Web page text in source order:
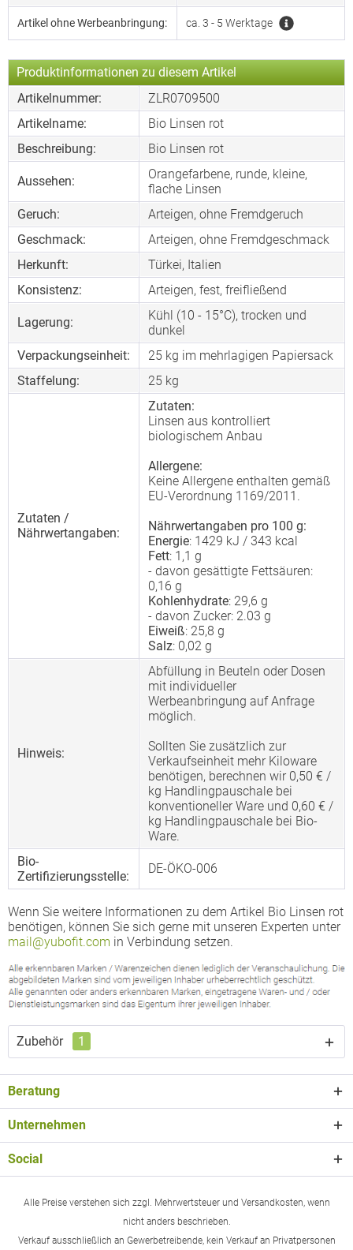
Artikel ohne Werbeanbringung: ca. 3 - 5 Werktage
Produktinformationen zu diesem Artikel
Artikelnummer:
ZLR0709500
Artikelname:
Bio Linsen rot
Beschreibung:
Bio Linsen rot
Aussehen:
Orangefarbene, runde, kleine,
flache Linsen
Geruch:
Arteigen, ohne Fremdgeruch
Geschmack:
Arteigen, ohne Fremdgeschmack
Herkunft:
Türkei, Italien
Konsistenz:
Arteigen, fest, freifließend
Lagerung:
Kühl (10 - 15°C), trocken und
dunkel
Verpackungseinheit:
25 kg im mehrlagigen Papiersack
Staffelung:
25 kg
Zutaten /
Nährwertangaben:
Zutaten:
Linsen aus kontrolliert
biologischem Anbau
Allergene:
Keine Allergene enthalten gemäß
EU-Verordnung 1169/2011.
Nährwertangaben pro 100 g:
Energie: 1429 kJ / 343 kcal
Fett: 1,1 g
- davon gesättigte Fettsäuren:
0,16 g
Kohlenhydrate: 29,6 g
- davon Zucker: 2.03 g
Eiweiß: 25,8 g
Salz: 0,02 g
Hinweis:
Abfüllung in Beuteln oder Dosen
mit individueller
Werbeanbringung auf Anfrage
möglich.
Sollten Sie zusätzlich zur
Verkaufseinheit mehr Kiloware
benötigen, berechnen wir 0,50 € /
kg Handlingpauschale bei
konventioneller Ware und 0,60 € /
kg Handlingpauschale bei Bio-
Ware.
Bio-
Zertifizierungsstelle:
DE-ÖKO-006
Wenn Sie weitere Informationen zu dem Artikel Bio Linsen rot
benötigen, können Sie sich gerne mit unseren Experten unter
mail@yubofit.com in Verbindung setzen.
Zubehör 1
Beratung
Unternehmen
Social
Alle Preise verstehen sich zzgl. Mehrwertsteuer und Versandkosten, wenn
nicht anders beschrieben.
Verkauf ausschließlich an Gewerbetreibende, kein Verkauf an Privatpersonen